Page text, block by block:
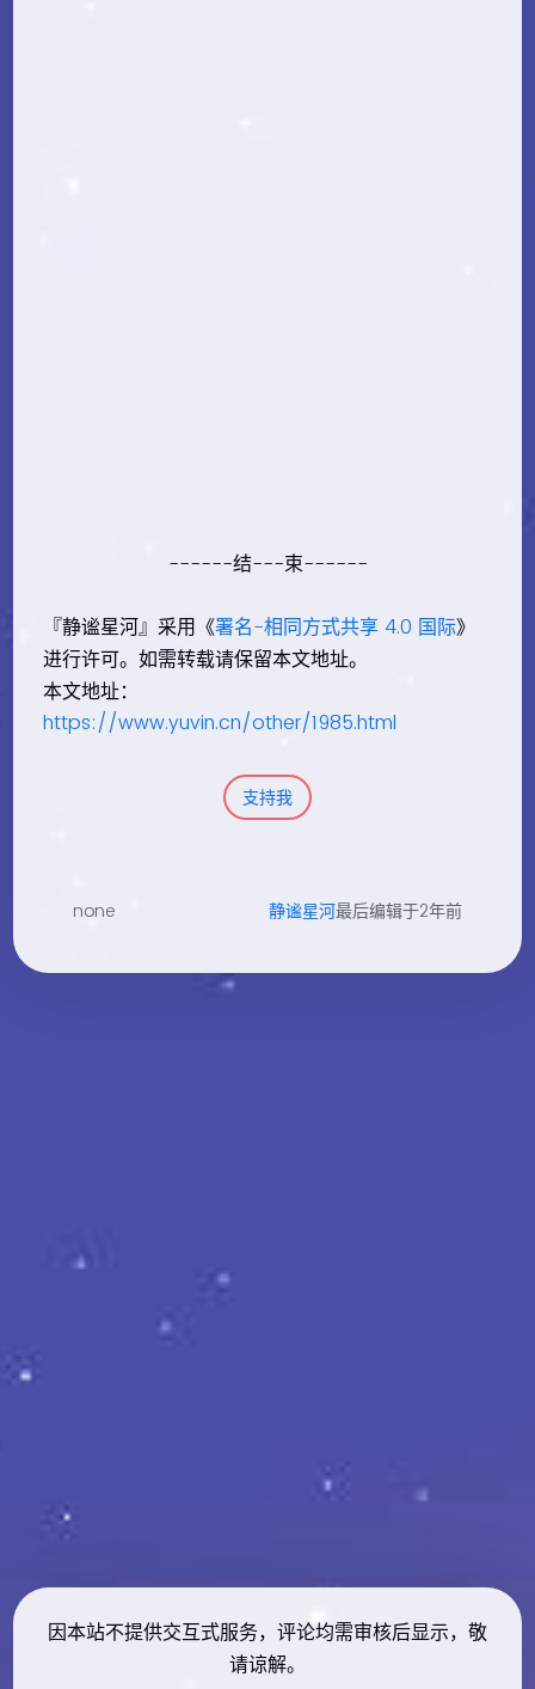
------结---束------
『静谧星河』采用《署名-相同方式共享 4.0 国际》
进行许可。如需转载请保留本文地址。
本文地址：
https://www.yuvin.cn/other/1985.html
支持我
none 静谧星河最后编辑于2年前
因本站不提供交互式服务，评论均需审核后显示，敬
请谅解。